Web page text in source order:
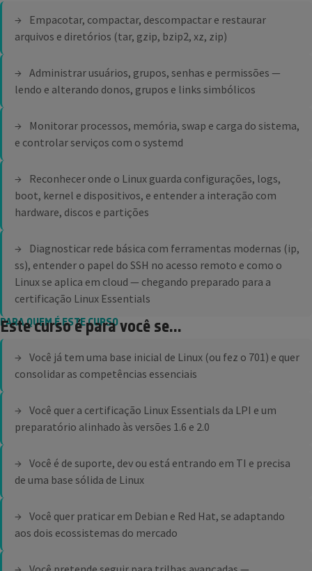
Empacotar, compactar, descompactar e restaurar
arquivos e diretórios (tar, gzip, bzip2, xz, zip)
Administrar usuários, grupos, senhas e permissões —
lendo e alterando donos, grupos e links simbólicos
Monitorar processos, memória, swap e carga do sistema,
e controlar serviços com o systemd
Reconhecer onde o Linux guarda configurações, logs,
boot, kernel e dispositivos, e entender a interação com
hardware, discos e partições
Diagnosticar rede básica com ferramentas modernas (ip,
ss), entender o papel do SSH no acesso remoto e como o
Linux se aplica em cloud — chegando preparado para a
certificação Linux Essentials
PARA QUEM É ESTE CURSO
Este curso é para você se...
Você já tem uma base inicial de Linux (ou fez o 701) e quer
consolidar as competências essenciais
Você quer a certificação Linux Essentials da LPI e um
preparatório alinhado às versões 1.6 e 2.0
Você é de suporte, dev ou está entrando em TI e precisa
de uma base sólida de Linux
Você quer praticar em Debian e Red Hat, se adaptando
aos dois ecossistemas do mercado